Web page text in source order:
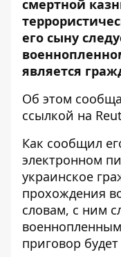
смертной
его сыну
является
Об этом
ссылкой на
Как сообщил
электронном
украинское
прохождения
словам, с ним
приговор